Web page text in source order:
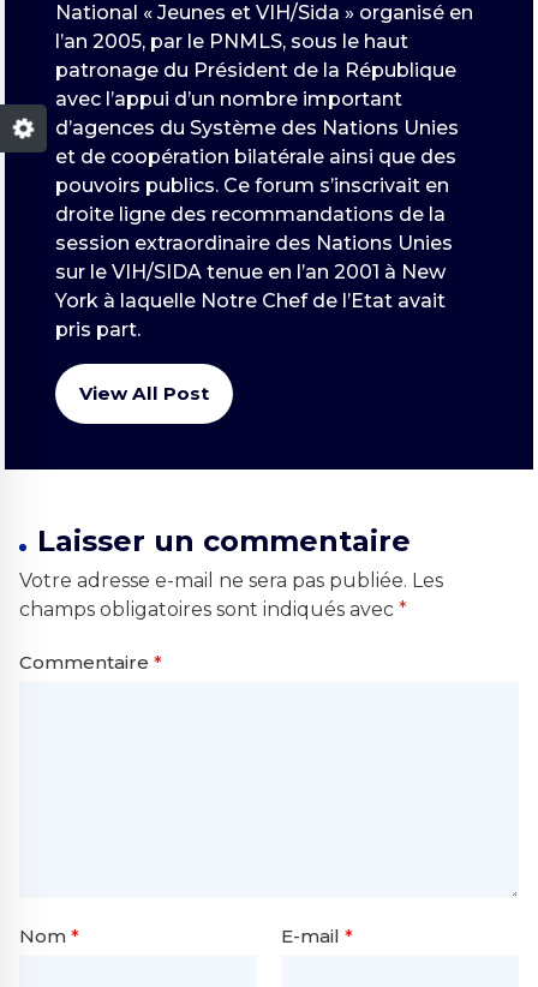
National « Jeunes et VIH/Sida » organisé en
l’an 2005, par le PNMLS, sous le haut
patronage du Président de la République
avec l’appui d’un nombre important
d’agences du Système des Nations Unies
et de coopération bilatérale ainsi que des
pouvoirs publics. Ce forum s’inscrivait en
droite ligne des recommandations de la
session extraordinaire des Nations Unies
sur le VIH/SIDA tenue en l’an 2001 à New
York à laquelle Notre Chef de l’Etat avait
pris part.
View All Post
Laisser un commentaire
Votre adresse e-mail ne sera pas publiée. Les
champs obligatoires sont indiqués avec *
Commentaire *
Nom * E-mail *